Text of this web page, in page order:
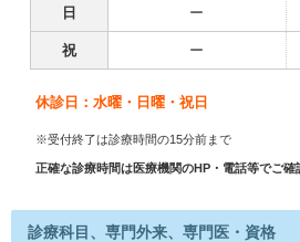
日 ー
祝 ー
休診日：水曜・日曜・祝日
※受付終了は診療時間の15分前まで
正確な診療時間は医療機関のHP・電話等でご確
診療科目、専門外来、専門医・資格